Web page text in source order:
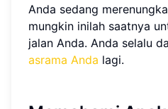
Anda sedang
mungkin inilah saatnya
jalan Anda. Anda selalu
asrama Anda lagi.